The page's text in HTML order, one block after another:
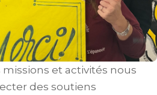
et activités nous
des soutiens